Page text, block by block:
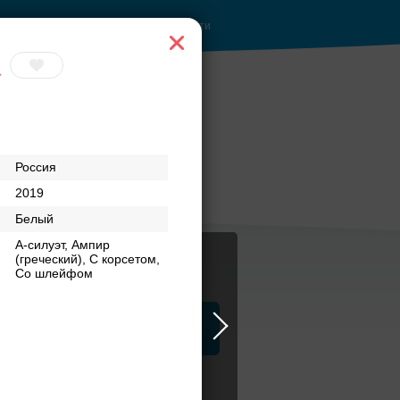
Россия
2019
Белый
А-силуэт, Ампир
(греческий), С корсетом,
Со шлейфом
Войти
торжество в центре